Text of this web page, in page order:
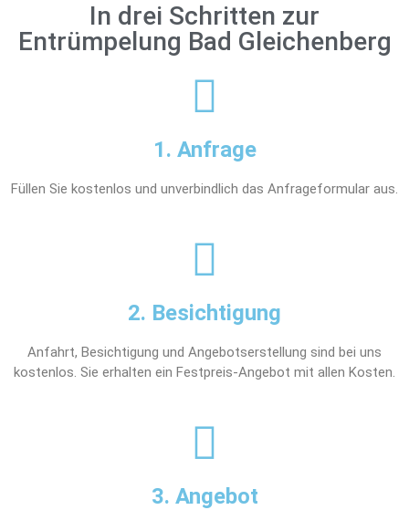
In drei Schritten zur
Entrümpelung Bad Gleichenberg
1. Anfrage
Füllen Sie kostenlos und unverbindlich das Anfrageformular aus.
2. Besichtigung
Anfahrt, Besichtigung und Angebotserstellung sind bei uns
kostenlos. Sie erhalten ein Festpreis-Angebot mit allen Kosten.
3. Angebot